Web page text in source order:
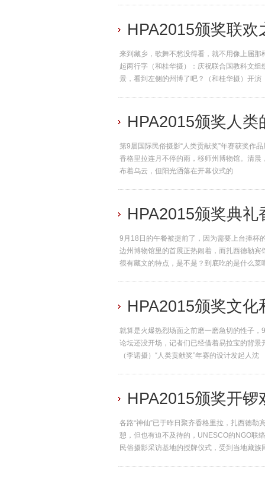
HPA2015颁奖联欢
来到藏乡，歌舞不愁没得看，就不用像上届
起两行字（和桂华摄）：庆祝联合国教科文
景，看到左侧的州博了吧？（和桂华摄）开演
HPA2015颁奖人
第9届国际民俗摄影“人类贡献奖”年赛获奖作
香格里拉连月不停的雨，移师州博物馆。清
布着乌云，但阳光洒落在开幕仪式的
HPA2015颁奖典
9月18日的午餐被提前了，因为需要上台捧杯
边州博物馆里的首展正热闹着，而扎西德勒
很有藏文的特点，是不是？到底吃的是什么菜
HPA2015颁奖文化
就算是火爆热烈场面之前磨一磨急切的性子
论坛还没开场，记者们已经借着易拉宝的背
（李诺摄）“人类贡献奖”年赛的设计发起人沈
HPA2015颁奖开锣
各路“神仙”已于昨日聚齐香格里拉，扎西德
憩，但也有迫不及待的，UNESCO的NGO联
民俗摄影采访基地的授牌仪式，受到当地藏族